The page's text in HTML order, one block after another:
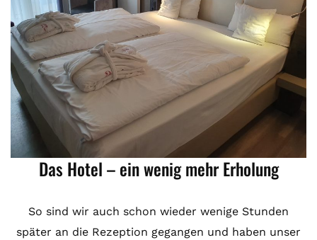
Das Hotel – ein wenig mehr Erholung
So sind wir auch schon wieder wenige Stunden
später an die Rezeption gegangen und haben unser